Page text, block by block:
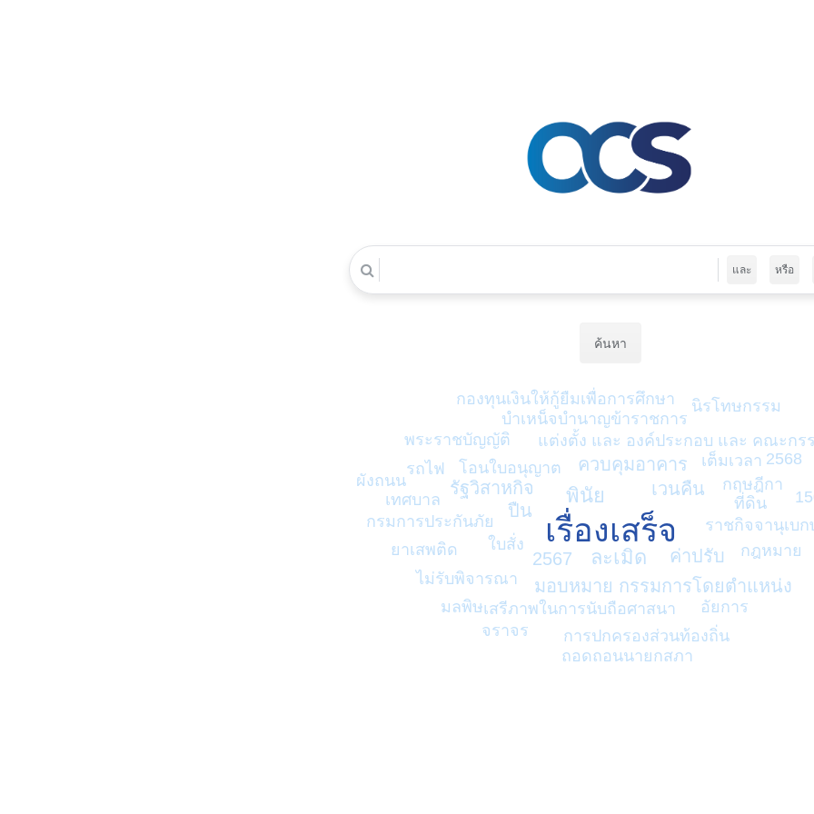
และ หรือ
ค้นหา
เรื่องเสร็จ
ละเมิด
พินัย
2567
เวนคืน
มอบหมาย กรรมการโดยตำแหน่ง
ควบคุมอาคาร
ค่าปรับ
ปืน
รัฐวิสาหกิจ
เสรีภาพในการนับถือศาสนา
โอนใบอนุญาต
แต่งตั้ง และ องค์ประกอบ และ คณะกร
ราชกิจจานุเบก
กรมการประกันภัย
ใบสั่ง
กฤษฎีกา
ที่ดิน
เต็มเวลา
ไม่รับพิจารณา
อัยการ
การปกครองส่วนท้องถิ่น
บำเหน็จบำนาญข้าราชการ
กฎหมาย
ยาเสพติด
เทศบาล
มลพิษ
2568
ถอดถอนนายกสภา
รถไฟ
จราจร
พระราชบัญญัติ
กองทุนเงินให้กู้ยืมเพื่อการศึกษา
ผังถนน
นิรโทษกรรม